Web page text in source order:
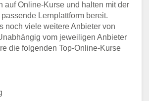
auf Online-Kurse und halten mit der
Lernplattform bereit.
noch viele weitere Anbieter von
vom jeweiligen Anbieter
die folgenden Top-Online-Kurse